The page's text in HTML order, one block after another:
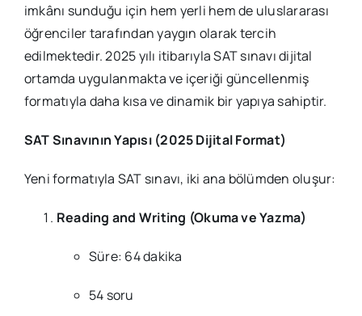
imkânı sunduğu için hem yerli hem de uluslararası
öğrenciler tarafından yaygın olarak tercih
edilmektedir. 2025 yılı itibarıyla SAT sınavı dijital
ortamda uygulanmakta ve içeriği güncellenmiş
formatıyla daha kısa ve dinamik bir yapıya sahiptir.
SAT Sınavının Yapısı (2025 Dijital Format)
Yeni formatıyla SAT sınavı, iki ana bölümden oluşur:
Reading and Writing (Okuma ve Yazma)
Süre: 64 dakika
54 soru